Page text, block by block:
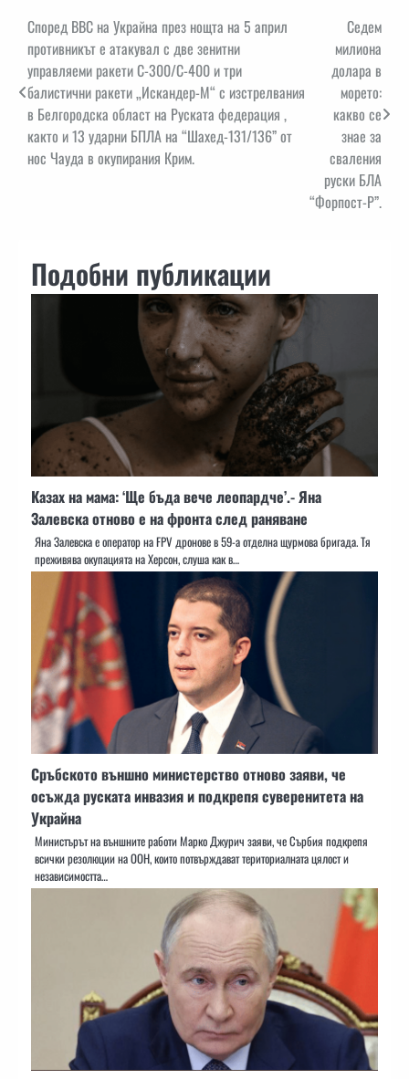
Навигация
Според ВВС на Украйна през нощта на 5 април
противникът е атакувал с две зенитни
управляеми ракети С-300/С-400 и три
балистични ракети „Искандер-М“ с изстрелвания
в Белгородска област на Руската федерация ,
както и 13 ударни БПЛА на “Шахед-131/136” от
нос Чауда в окупирания Крим.
Седем
милиона
долара в
морето:
какво се
знае за
сваления
руски БЛА
“Форпост-Р”.
Подобни публикации
Казах на мама: ‘Ще бъда вече леопардче’.- Яна
Залевска отново е на фронта след раняване
Яна Залевска е оператор на FPV дронове в 59-а отделна щурмова бригада. Тя
преживява окупацията на Херсон, слуша как в…
Сръбското външно министерство отново заяви, че
осъжда руската инвазия и подкрепя суверенитета на
Украйна
Министърът на външните работи Марко Джурич заяви, че Сърбия подкрепя
всички резолюции на ООН, които потвърждават териториалната цялост и
независимостта…